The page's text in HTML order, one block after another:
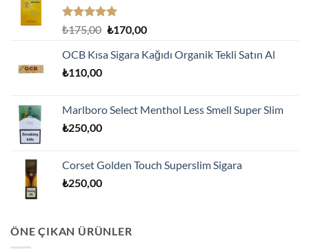
5 üzerinden
oy
aldı
₺175,00 Orijinal
₺175,00.
₺170,00Şu
fiyat:
OCB Kısa Sigara Kağıdı Organik Tekli Satın Al
₺110,00
Marlboro Select Menthol Less Smell Super Slim
₺250,00
Corset Golden Touch Superslim Sigara
₺250,00
ÖNE ÇIKAN ÜRÜNLER